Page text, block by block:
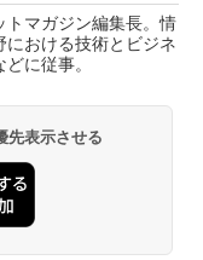
トマガジン編集長。情
おける技術とビジネ
に従事。
先表示させる